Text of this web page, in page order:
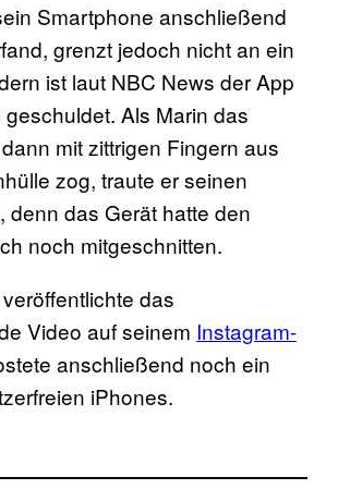
Smartphone anschließend
grenzt jedoch nicht an ein
ist laut NBC News der App
Als Marin das
mit zittrigen Fingern aus
zog, traute er seinen
denn das Gerät hatte den
noch mitgeschnitten.
das
Video auf seinem Instagram-
anschließend noch ein
iPhones.